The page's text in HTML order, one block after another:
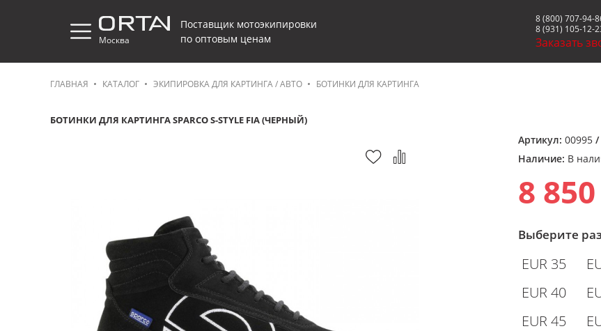
Москва
Поставщик мотоэкипировки
по оптовым ценам
8 (800) 707-94-
8 (931) 105-12-
Заказать
ГЛАВНАЯ КАТАЛОГ ЭКИПИРОВКА ДЛЯ КАРТИНГА / АВТО БОТИНКИ ДЛЯ КАРТИНГА
БОТИНКИ ДЛЯ КАРТИНГА SPARCO S-STYLE FIA (ЧЕРНЫЙ)
Артикул: 00995 /
Наличие: В
8
Выберите
EUR 35
EUR 40
EUR 45